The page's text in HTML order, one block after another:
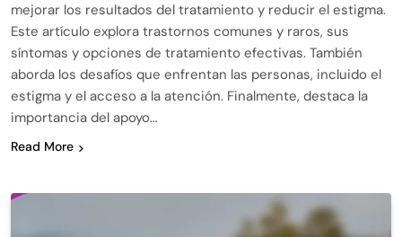
mejorar los resultados del tratamiento y reducir el estigma.
Este artículo explora trastornos comunes y raros, sus
síntomas y opciones de tratamiento efectivas. También
aborda los desafíos que enfrentan las personas, incluido el
estigma y el acceso a la atención. Finalmente, destaca la
importancia del apoyo…
Read More